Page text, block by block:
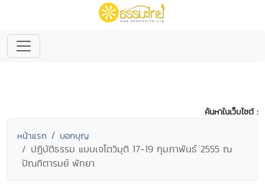
ค้นหาในเว็บไซต์ :
หน้าแรก บอกบุญ
ปฏิบัติธรรม แบบเจโตวิมุติ 17-19 กุมภาพันธ์ 2555 ณ
ปัณฑิตารมย์ พัทยา